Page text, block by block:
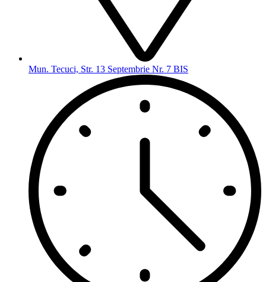
Mun. Tecuci, Str. 13 Septembrie Nr. 7 BIS